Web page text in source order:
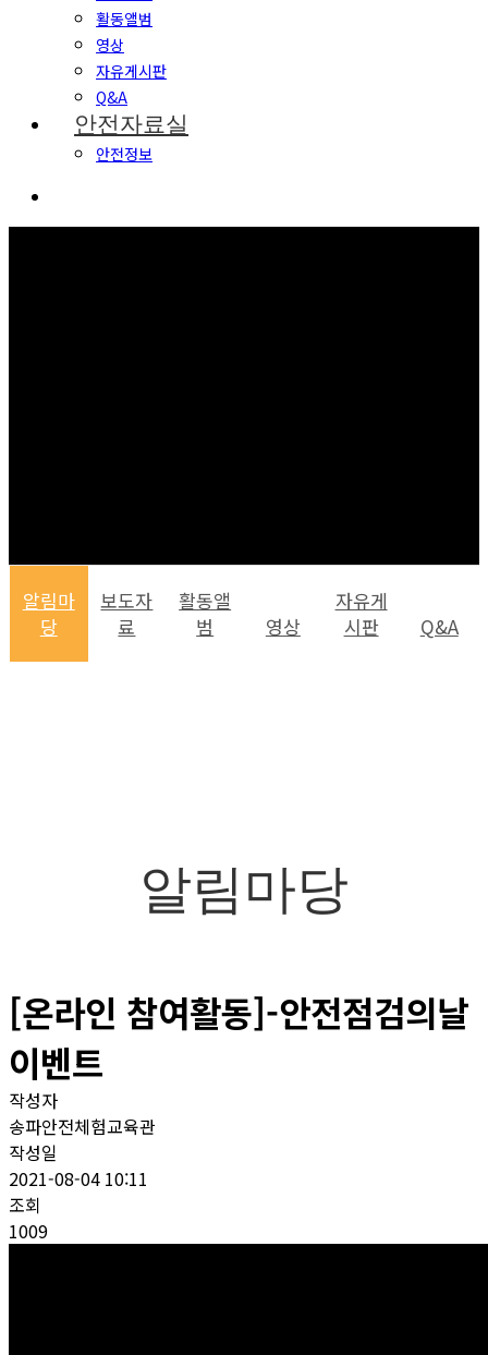
활동앨범
영상
자유게시판
Q&A
안전자료실
안전정보
알림마
당
보도자
료
활동앨
범
영상
자유게
시판
Q&A
알림마당
[온라인 참여활동]-안전점검의날
이벤트
작성자
송파안전체험교육관
작성일
2021-08-04 10:11
조회
1009